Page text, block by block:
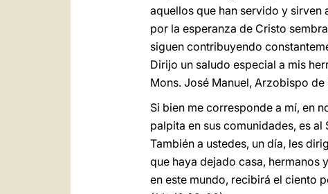
aquellos que han servido y sirven
por la esperanza de Cristo
siguen contribuyendo
Dirijo un saludo especial a mis
Mons. José Manuel, Arzobispo
Si bien me corresponde a mí, en
palpita en sus comunidades, es
También a ustedes, un día, les
que haya dejado casa, hermanos
en este mundo, recibirá el ciento